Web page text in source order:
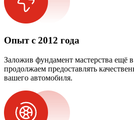
Опыт с 2012 года
Заложив фундамент мастерства ещё
продолжаем предоставлять
вашего автомобиля.